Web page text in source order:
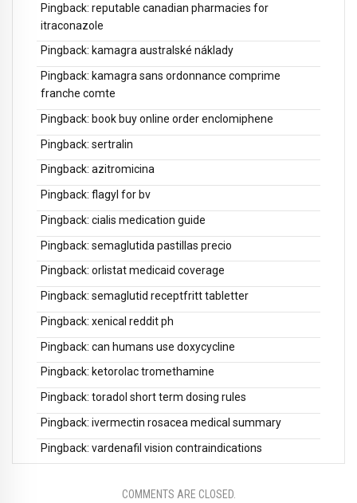
Pingback: reputable canadian pharmacies for
itraconazole
Pingback: kamagra australské náklady
Pingback: kamagra sans ordonnance comprime
franche comte
Pingback: book buy online order enclomiphene
Pingback: sertralin
Pingback: azitromicina
Pingback: flagyl for bv
Pingback: cialis medication guide
Pingback: semaglutida pastillas precio
Pingback: orlistat medicaid coverage
Pingback: semaglutid receptfritt tabletter
Pingback: xenical reddit ph
Pingback: can humans use doxycycline
Pingback: ketorolac tromethamine
Pingback: toradol short term dosing rules
Pingback: ivermectin rosacea medical summary
Pingback: vardenafil vision contraindications
COMMENTS ARE CLOSED.